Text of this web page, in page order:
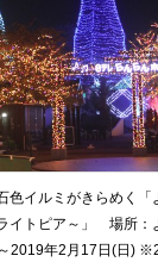
色イルミがきらめく「
イトピア～」 場所
2019年2月17日(日)